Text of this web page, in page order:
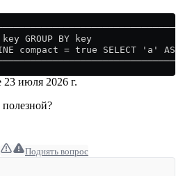
key GROUP BY key
compact = true SELECT 'a' AS
23 июля 2026 г.
Поднять вопрос